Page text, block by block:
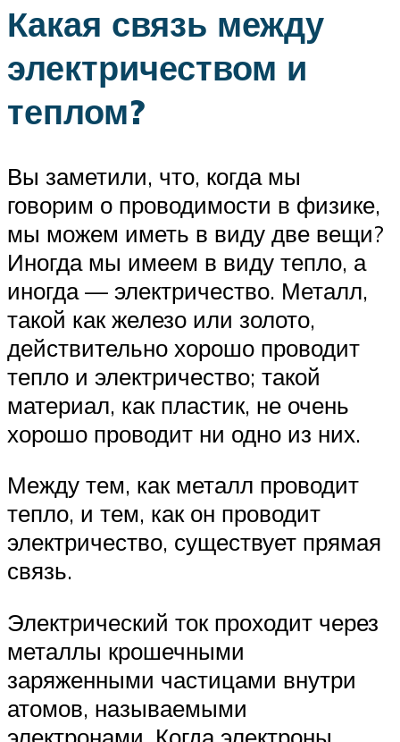
Какая связь между
электричеством и
теплом?
Вы заметили, что, когда мы
говорим о проводимости в физике,
мы можем иметь в виду две вещи?
Иногда мы имеем в виду тепло, а
иногда — электричество. Металл,
такой как железо или золото,
действительно хорошо проводит
тепло и электричество; такой
материал, как пластик, не очень
хорошо проводит ни одно из них.
Между тем, как металл проводит
тепло, и тем, как он проводит
электричество, существует прямая
связь.
Электрический ток проходит через
металлы крошечными
заряженными частицами внутри
атомов, называемыми